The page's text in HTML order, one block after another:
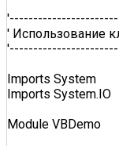
' Использование
Imports System
Imports System.IO
Module VBDemo